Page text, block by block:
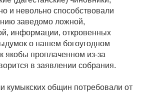
и невольно способствовали
заведомо ложной,
информации, откровенных
о нашем богоугодном
якобы проплаченном из-за
в заявлении собрания.
кумыкских общин потребовали от